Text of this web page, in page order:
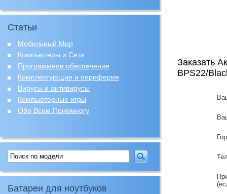
Статьи
Мобильный Мир
Компьютеры и Сети
Программное обеспечение
Комплектующие и периферия
Вирусы и антивирусы
Компьютерные игры
Обо Всем Понемногу
Батареи для ноутбуков
Заказать
BPS22/